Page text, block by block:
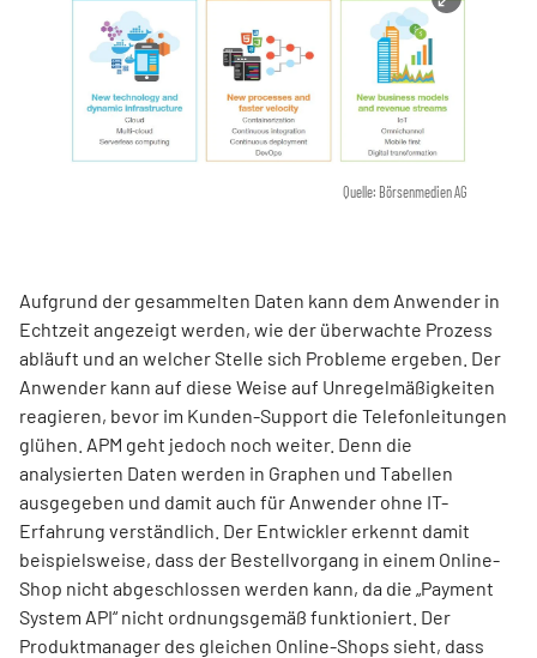
Quelle: Börsenmedien AG
Aufgrund der gesammelten Daten kann dem Anwender in
Echtzeit angezeigt werden, wie der überwachte Prozess
abläuft und an welcher Stelle sich Probleme ergeben. Der
Anwender kann auf diese Weise auf Unregelmäßigkeiten
reagieren, bevor im Kunden-Support die Telefonleitungen
glühen. APM geht jedoch noch weiter. Denn die
analysierten Daten werden in Graphen und Tabellen
ausgegeben und damit auch für Anwender ohne IT-
Erfahrung verständlich. Der Entwickler erkennt damit
beispielsweise, dass der Bestellvorgang in einem Online-
Shop nicht abgeschlossen werden kann, da die „Payment
System API“ nicht ordnungsgemäß funktioniert. Der
Produktmanager des gleichen Online-Shops sieht, dass